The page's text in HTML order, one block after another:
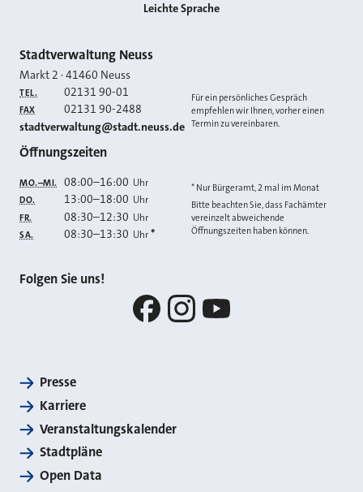
Leichte Sprache
Kontakt
Stadtverwaltung Neuss
Markt 2 ·41460 Neuss
TEL. 02131 90-01
FAX 02131 90-2488
E-MAIL
stadtverwaltung@stadt.neuss.de
Für ein persönliches Gespräch
empfehlen wir Ihnen, vorher einen
Termin zu vereinbaren.
Öffnungszeiten
MO.–MI. 08:00–16:00 Uhr
DO. 13:00–18:00 Uhr
FR. 08:30–12:30 Uhr
SA. 08:30–13:30 Uhr *
* Nur Bürgeramt, 2 mal im Monat
Bitte beachten Sie, dass Fachämter
vereinzelt abweichende
Öffnungszeiten haben können.
Folgen Sie uns!
Presse
Karriere
Veranstaltungskalender
Stadtpläne
Open Data